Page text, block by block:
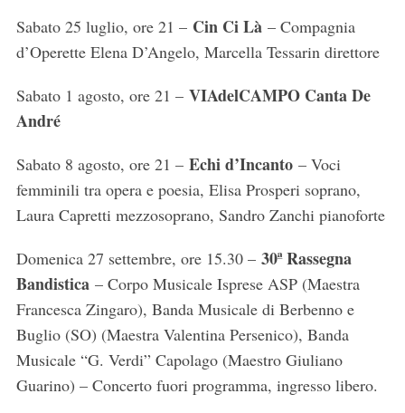
Sabato 25 luglio, ore 21 – Cin Ci Là– Compagnia
d’Operette Elena D’Angelo, Marcella Tessarin direttore
Sabato 1 agosto, ore 21 – VIAdelCAMPO Canta De
André
Sabato 8 agosto, ore 21 – Echi d’Incanto– Voci
femminili tra opera e poesia, Elisa Prosperi soprano,
Laura Capretti mezzosoprano, Sandro Zanchi pianoforte
Domenica 27 settembre, ore 15.30 – 30ª Rassegna
Bandistica– Corpo Musicale Isprese ASP (Maestra
Francesca Zingaro), Banda Musicale di Berbenno e
Buglio (SO) (Maestra Valentina Persenico), Banda
Musicale “G. Verdi” Capolago (Maestro Giuliano
Guarino) – Concerto fuori programma, ingresso libero.